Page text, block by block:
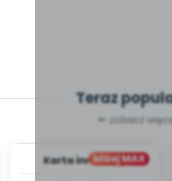
Teraz
zobacz
bliżej MAX
Karta innowacji